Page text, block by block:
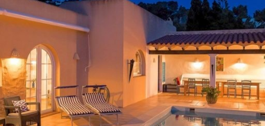
IBIZA IMMOBILIEN
CO-OWNERSHIP
FÜR EIGENTÜMER
IMMOBILIENAGENTUR IBIZA